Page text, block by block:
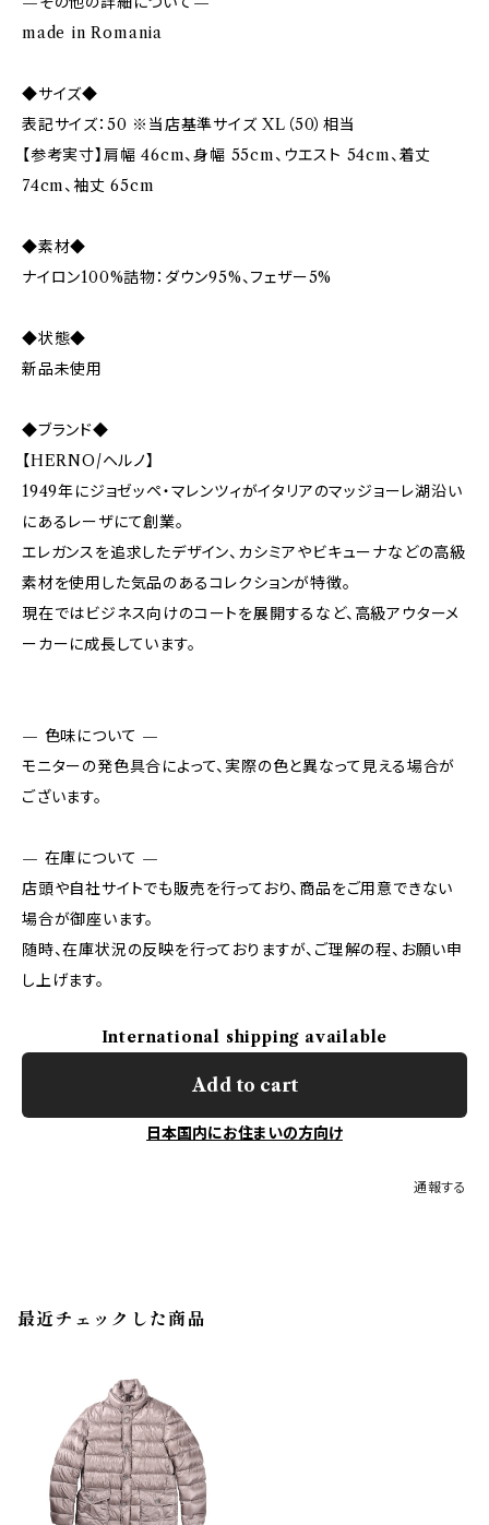
made in Romania
◆サイズ◆
表記サイズ：50 ※当店基準サイズ XL（50）相当
【参考実寸】肩幅 46cm、身幅 55cm、ウエスト 54cm、着丈
74cm、袖丈 65cm
◆素材◆
ナイロン100%詰物：ダウン95%、フェザー5%
◆状態◆
新品未使用
◆ブランド◆
【HERNO/ヘルノ】
1949年にジョゼッペ・マレンツィがイタリアのマッジョーレ湖沿い
にあるレーザにて創業。
エレガンスを追求したデザイン、カシミアやビキューナなどの高級
素材を使用した気品のあるコレクションが特徴。
現在ではビジネス向けのコートを展開するなど、高級アウターメ
ーカーに成長しています。
— 色味について —
モニターの発色具合によって、実際の色と異なって見える場合が
ございます。
— 在庫について —
店頭や自社サイトでも販売を行っており、商品をご用意できない
場合が御座います。
随時、在庫状況の反映を行っておりますが、ご理解の程、お願い申
し上げます。
International shipping available
Add to cart
日本国内にお住まいの方向け
通報する
最近チェックした商品